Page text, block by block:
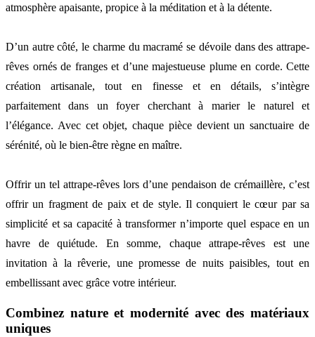
atmosphère apaisante, propice à la méditation et à la détente.
D’un autre côté, le charme du macramé se dévoile dans des attrape-
rêves ornés de franges et d’une majestueuse plume en corde. Cette
création artisanale, tout en finesse et en détails, s’intègre
parfaitement dans un foyer cherchant à marier le naturel et
l’élégance. Avec cet objet, chaque pièce devient un sanctuaire de
sérénité, où le bien-être règne en maître.
Offrir un tel attrape-rêves lors d’une pendaison de crémaillère, c’est
offrir un fragment de paix et de style. Il conquiert le cœur par sa
simplicité et sa capacité à transformer n’importe quel espace en un
havre de quiétude. En somme, chaque attrape-rêves est une
invitation à la rêverie, une promesse de nuits paisibles, tout en
embellissant avec grâce votre intérieur.
Combinez nature et modernité avec des matériaux
uniques